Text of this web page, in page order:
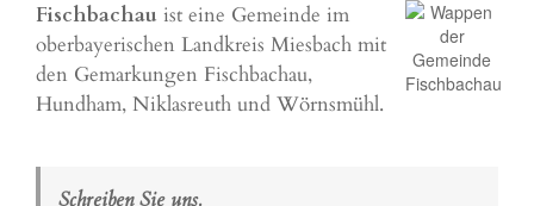
Fischbachau ist eine Gemeinde im
oberbayerischen Landkreis Miesbach mit
den Gemarkungen Fischbachau,
Hundham, Niklasreuth und Wörnsmühl.
Schreiben Sie uns.